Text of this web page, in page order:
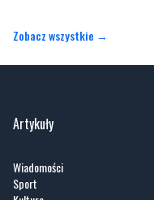
Artykuły
Sport
Kronika policyjna